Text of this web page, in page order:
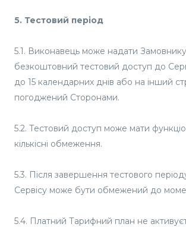
5. Тестовий період
5.1. Виконавець може надати Замовнику
безкоштовний тестовий доступ до
до 15 календарних днів або на інший
погоджений Сторонами.
5.2. Тестовий доступ може мати
кількісні обмеження.
5.3. Після завершення тестового
Сервісу може бути обмежений до
5.4. Платний Тарифний план не